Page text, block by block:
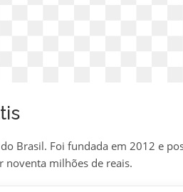
Brasil. Foi fundada em 2012 e
milhões de reais.